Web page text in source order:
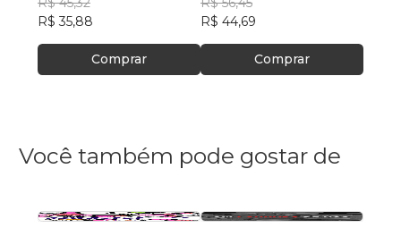
R$ 35,88
Comprar
R$ 44,69
Comprar
Você também pode gostar de